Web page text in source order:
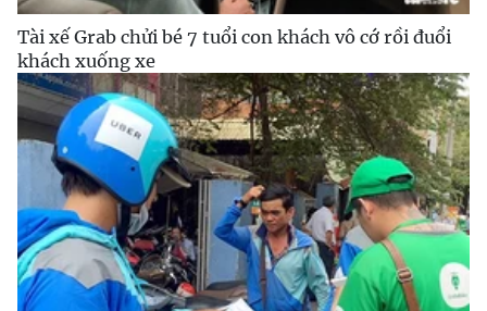
Tài xế Grab chửi bé 7 tuổi con khách vô cớ rồi đuổi
khách xuống xe